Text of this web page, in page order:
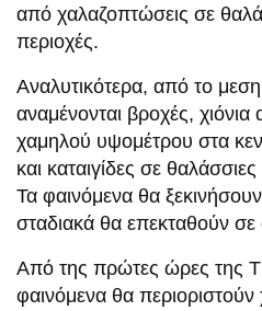
από χαλαζοπτώσεις σε
περιοχές.
Αναλυτικότερα, από το
αναμένονται βροχές, χιόνια
χαμηλού υψομέτρου στα
και καταιγίδες σε
Τα φαινόμενα θα
σταδιακά θα επεκταθούν
Από της πρώτες ώρες της
φαινόμενα θα περιοριστούν